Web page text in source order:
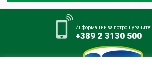
Информации за потрошувачите:
+389 2 3130 500